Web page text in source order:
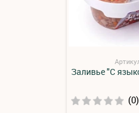
Заливье "С
(0)